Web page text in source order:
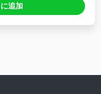
追加